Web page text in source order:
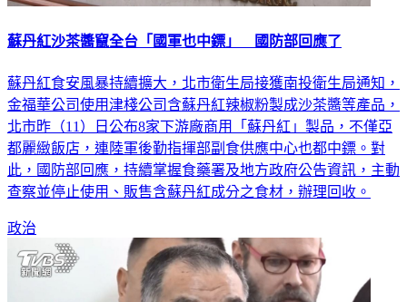
蘇丹紅沙茶醬竄全台「國軍也中鏢」 國防部回應了
蘇丹紅食安風暴持續擴大，北市衛生局接獲南投衛生局通知，
金福華公司使用津棧公司含蘇丹紅辣椒粉製成沙茶醬等產品，
北市昨（11）日公布8家下游廠商用「蘇丹紅」製品，不僅亞
都麗緻飯店，連陸軍後勤指揮部副食供應中心也都中鏢。對
此，國防部回應，持續掌握食藥署及地方政府公告資訊，主動
查察並停止使用、販售含蘇丹紅成分之食材，辦理回收。
政治